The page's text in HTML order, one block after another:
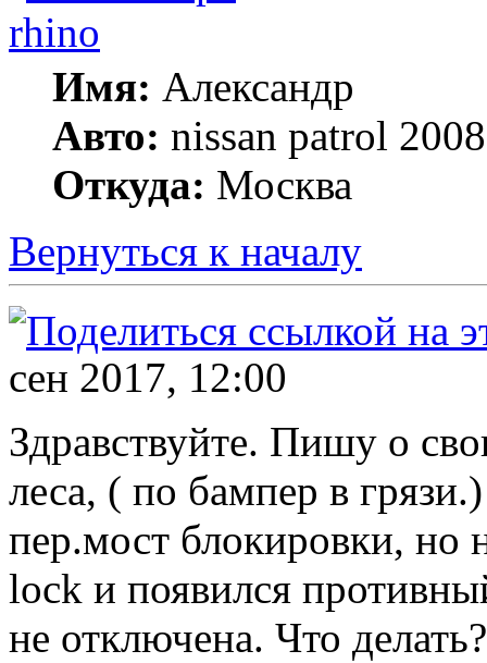
rhino
Имя: Александр
Авто: nissan patrol
Откуда: Москва
Вернуться к началу
сен 2017, 12:00
Здравствуйте. Пишу о
леса, ( по бампер в
пер.мост блокировки, но
lock и появился
не отключена. Что делать?